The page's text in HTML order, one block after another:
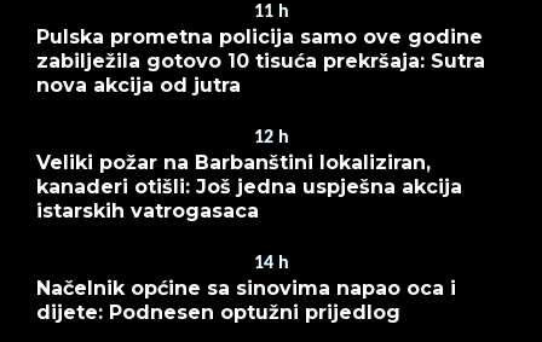
11 h
Pulska prometna policija samo ove godine
zabilježila gotovo 10 tisuća prekršaja: Sutra
nova akcija od jutra
12 h
Veliki požar na Barbanštini lokaliziran,
kanaderi otišli: Još jedna uspješna akcija
istarskih vatrogasaca
14 h
Načelnik općine sa sinovima napao oca i
dijete: Podnesen optužni prijedlog